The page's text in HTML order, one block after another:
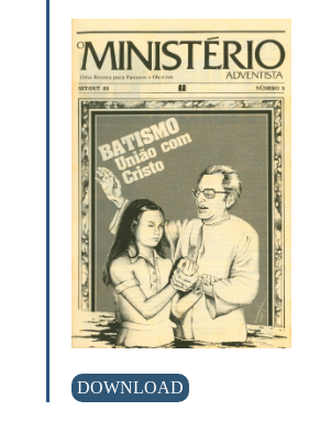
DOWNLOAD